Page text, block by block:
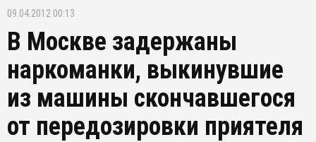
09.04.2012 00:13
В Москве задержаны
наркоманки, выкинувшие
из машины скончавшегося
от передозировки приятеля